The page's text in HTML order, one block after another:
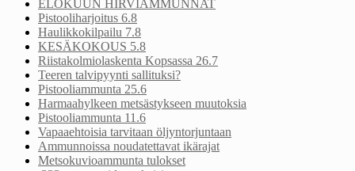
ELOKUUN HIRVIAMMUNNAT
Pistooliharjoitus 6.8
Haulikkokilpailu 7.8
KESÄKOKOUS 5.8
Riistakolmiolaskenta Kopsassa 26.7
Teeren talvipyynti sallituksi?
Pistooliammunta 25.6
Harmaahylkeen metsästykseen muutoksia
Pistooliammunta 11.6
Vapaaehtoisia tarvitaan öljyntorjuntaan
Ammunnoissa noudatettavat ikärajat
Metsokuvioammunta tulokset